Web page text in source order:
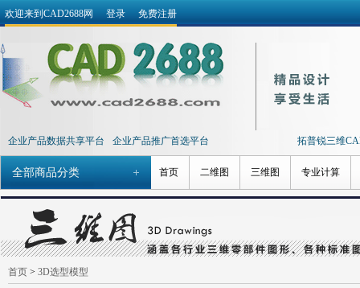
欢迎来到CAD2688网 登录 免费注册
企业产品数据共享平台 企业产品推广首选平台 拓普锐三维
全部商品分类 首页 二维图 三维图 专业计算
首页 > 3D选型模型